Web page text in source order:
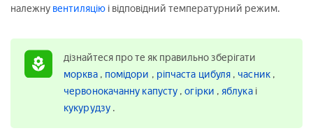
належну вентиляцію і відповідний температурний режим.
дізнайтеся про те як правильно зберігати
морква , помідори , ріпчаста цибуля , часник ,
червонокачанну капусту ,огірки ,яблука і
кукурудзу .